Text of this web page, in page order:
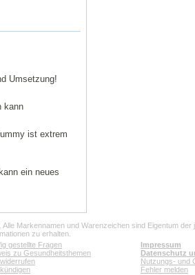
Umsetzung!
kann
ist extrem
ein neues
Markennamen und Warenzeichen sind Eigentum der
zu erhalten.
gestellte Fragen
zu Gesundheitsthemen
Impressum
Datenschutz
Nutzungs- und
Fehler melden